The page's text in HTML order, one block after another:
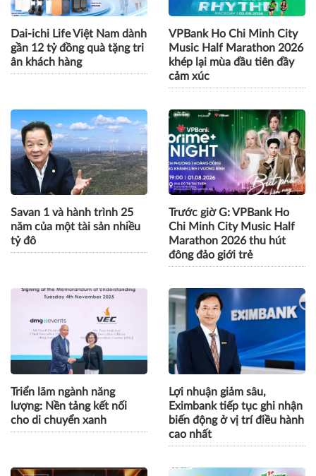
Dai-ichi Life Việt Nam dành
gần 12 tỷ đồng quà tặng tri
ân khách hàng
VPBank Ho Chi Minh City
Music Half Marathon 2026
khép lại mùa đầu tiên đầy
cảm xúc
Savan 1 và hành trình 25
năm của một tài sản nhiều
tỷ đô
Trước giờ G: VPBank Ho
Chi Minh City Music Half
Marathon 2026 thu hút
đông đảo giới trẻ